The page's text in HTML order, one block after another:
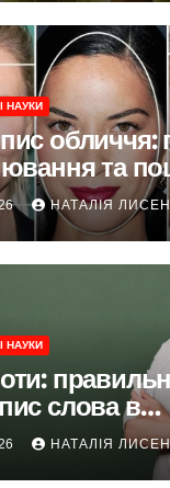
НАУКИ
обличчя:
та
НАТАЛІЯ
НАУКИ
слова в
мові
НАТАЛІЯ